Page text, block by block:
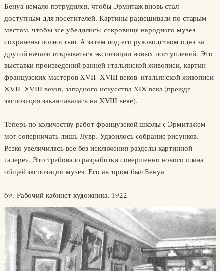
Бенуа немало потрудился, чтобы Эрмитаж вновь стал
доступным для посетителей. Картины развешивали по старым
местам, чтобы все убедились: сокровища народного музея
сохранены полностью. А затем под его руководством одна за
другой начали открываться экспозиции новых поступлений. Это
выставки произведений ранней итальянской живописи, картин
французских мастеров XVII–XVIII веков, итальянской живописи
XVII–XVIII веков, западного искусства XIX века (прежде
экспозиция заканчивалась на XVIII веке).
Теперь по количеству работ французской школы с Эрмитажем
мог соперничать лишь Лувр. Удвоилось собрание рисунков.
Резко увеличились все без исключения разделы картинной
галереи. Это требовало разработки совершенно нового плана
общей экспозиции музея. Его автором был Бенуа.
69. Рабочий кабинет художника. 1922